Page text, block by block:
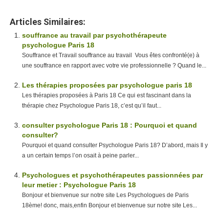
Articles Similaires:
souffrance au travail par psychothérapeute
psychologue Paris 18
Souffrance et Travail souffrance au travail Vous êtes confronté(e) à
une souffrance en rapport avec votre vie professionnelle ? Quand le...
Les thérapies proposées par psychologue paris 18
Les thérapies proposées à Paris 18 Ce qui est fascinant dans la
thérapie chez Psychologue Paris 18, c’est qu’il faut...
consulter psychologue Paris 18 : Pourquoi et quand
consulter?
Pourquoi et quand consulter Psychologue Paris 18? D’abord, mais Il y
a un certain temps l’on osait à peine parler...
Psychologues et psychothérapeutes passionnées par
leur metier : Psychologue Paris 18
Bonjour et bienvenue sur notre site Les Psychologues de Paris
18ème! donc, mais,enfin Bonjour et bienvenue sur notre site Les...